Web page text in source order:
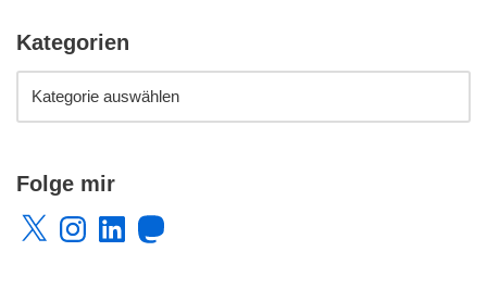
Kategorien
Folge mir